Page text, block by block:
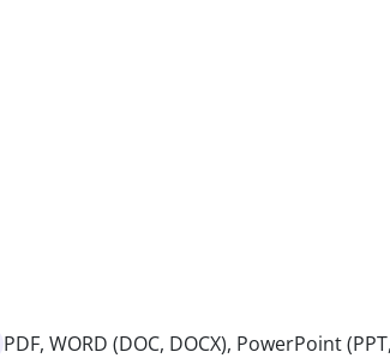
PDF, WORD (DOC, DOCX), PowerPoint (PPT,